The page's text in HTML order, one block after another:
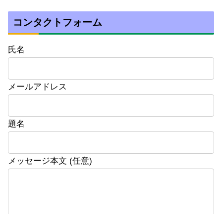
コンタクトフォーム
氏名
メールアドレス
題名
メッセージ本文 (任意)